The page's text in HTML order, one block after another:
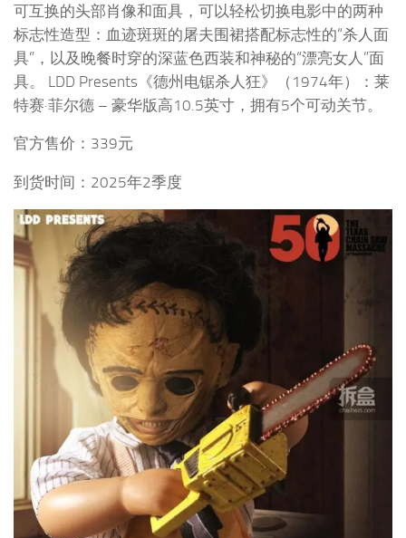
可互换的头部肖像和面具，可以轻松切换电影中的两种
标志性造型：血迹斑斑的屠夫围裙搭配标志性的“杀人面
具”，以及晚餐时穿的深蓝色西装和神秘的“漂亮女人”面
具。 LDD Presents《德州电锯杀人狂》（1974年）：莱
特赛·菲尔德 – 豪华版高10.5英寸，拥有5个可动关节。
官方售价：339元
到货时间：2025年2季度